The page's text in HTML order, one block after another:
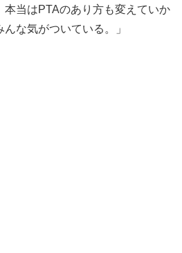
本当はPTAのあり方も変えていか
な気がついている。」